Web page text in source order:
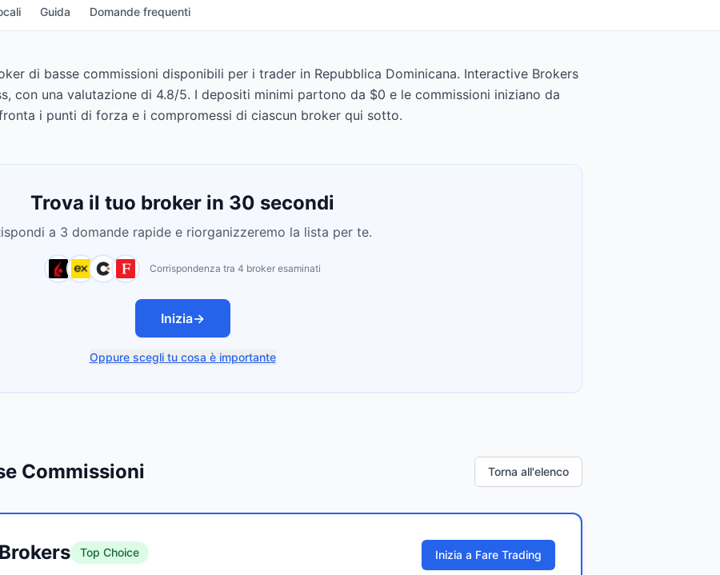
Guida Domande frequenti
di basse commissioni disponibili per i trader in Repubblica Dominicana. Interactive Brokers
con una valutazione di 4.8/5. I depositi minimi partono da $0 e le commissioni iniziano da
i punti di forza e i compromessi di ciascun broker qui sotto.
Trova il tuo broker in 30 secondi
a 3 domande rapide e riorganizzeremo la lista per te.
Corrispondenza tra 4 broker esaminati
Inizia→
Oppure scegli tu cosa è importante
Commissioni Torna all'elenco
Top Choice
Inizia a Fare Trading